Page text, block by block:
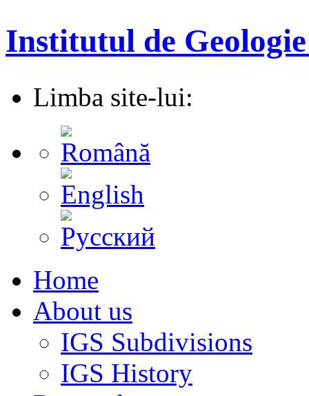
Institutul de
Limba site-lui:
Home
About us
IGS Subdivisions
IGS History